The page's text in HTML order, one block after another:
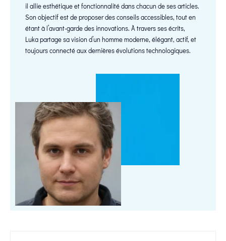
il allie esthétique et fonctionnalité dans chacun de ses articles.
Son objectif est de proposer des conseils accessibles, tout en
étant à l’avant-garde des innovations. À travers ses écrits,
Luka partage sa vision d’un homme moderne, élégant, actif, et
toujours connecté aux dernières évolutions technologiques.